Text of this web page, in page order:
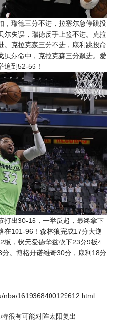
，瑞德三分不进，拉塞尔急停跳投
尔失误，瑞德反手上篮不进。克拉
。克拉克森三分不进，康利跳投命
贝尔命中，克拉克森三分飙进。爱
追到52-56！
打出30-16，一举反超，最终拿下
在101-96！森林狼完成17分大逆
板，状元爱德华兹砍下23分9板4
。博格丹诺维奇30分，康利18分
nba/1619368400129612.html
很有可能对阵太阳复出